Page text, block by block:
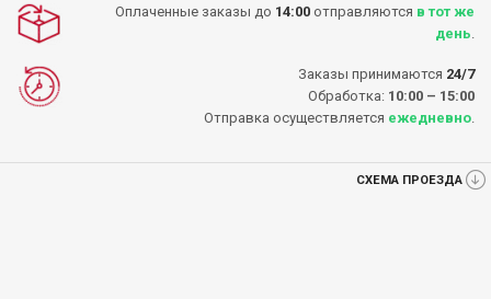
Оплаченные заказы до 14:00 отправляются в тот же
день
Заказы принимаются 24/7
Обработка: 10:00 – 15:00
Отправка осуществляется ежедневно
СХЕМА ПРОЕЗДА